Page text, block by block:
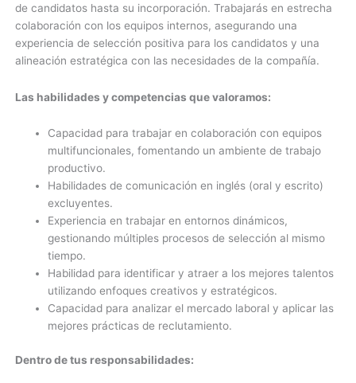
de candidatos hasta su incorporación. Trabajarás en estrecha
colaboración con los equipos internos, asegurando una
experiencia de selección positiva para los candidatos y una
alineación estratégica con las necesidades de la compañía.
Las habilidades y competencias que valoramos:
Capacidad para trabajar en colaboración con equipos
multifuncionales, fomentando un ambiente de trabajo
productivo.
Habilidades de comunicación en inglés (oral y escrito)
excluyentes.
Experiencia en trabajar en entornos dinámicos,
gestionando múltiples procesos de selección al mismo
tiempo.
Habilidad para identificar y atraer a los mejores talentos
utilizando enfoques creativos y estratégicos.
Capacidad para analizar el mercado laboral y aplicar las
mejores prácticas de reclutamiento.
Dentro de tus responsabilidades: